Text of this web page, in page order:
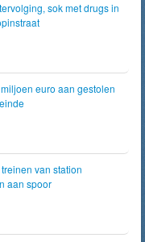
sok met drugs in
euro aan gestolen
van station
aan spoor